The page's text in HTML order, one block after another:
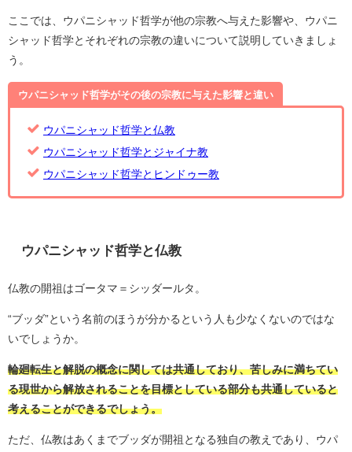
ここでは、ウパニシャッド哲学が他の宗教へ与えた影響や、ウパニ
シャッド哲学とそれぞれの宗教の違いについて説明していきましょ
う。
ウパニシャッド哲学がその後の宗教に与えた影響と違い
ウパニシャッド哲学と仏教
ウパニシャッド哲学とジャイナ教
ウパニシャッド哲学とヒンドゥー教
ウパニシャッド哲学と仏教
仏教の開祖はゴータマ＝シッダールタ。
“ブッダ”という名前のほうが分かるという人も少なくないのではな
いでしょうか。
輪廻転生と解脱の概念に関しては共通しており、苦しみに満ちてい
る現世から解放されることを目標としている部分も共通していると
考えることができるでしょう。
ただ、仏教はあくまでブッダが開祖となる独自の教えであり、ウパ